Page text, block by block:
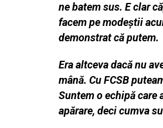
ne batem sus. E clar
facem pe modeștii
demonstrat că putem.
Era altceva dacă nu
mână. Cu FCSB
Suntem o echipă care
apărare, deci cumva